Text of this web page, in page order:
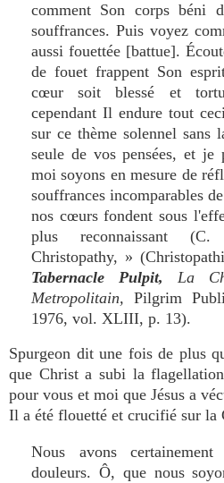
comment Son corps béni
souffrances. Puis voyez
aussi fouettée [battue].
de fouet frappent Son
cœur soit blessé et
cependant Il endure tout
sur ce thème solennel sans
seule de vos pensées, et
moi soyons en mesure de
souffrances incomparables
nos cœurs fondent sous
plus reconnaissant
Christopathy, »
Tabernacle Pulpit,
La
Metropolitain, Pilgrim
1976, vol. XLIII, p. 13).
Spurgeon dit une fois de plus
que Christ a subi la
pour vous et moi que Jésus a
Il a été flouetté et crucifié sur la
Nous avons
douleurs. Ô, que nous